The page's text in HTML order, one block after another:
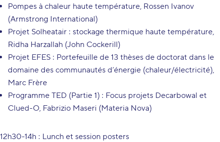
Pompes à chaleur haute température, Rossen Ivanov
(Armstrong International)
Projet Solheatair : stockage thermique haute température,
Ridha Harzallah (John Cockerill)
Projet EFES : Portefeuille de 13 thèses de doctorat dans le
domaine des communautés d’énergie (chaleur/électricité),
Marc Frère
Programme TED (Partie 1) : Focus projets Decarbowal et
Clued-O, Fabrizio Maseri (Materia Nova)
12h30-14h : Lunch et session posters